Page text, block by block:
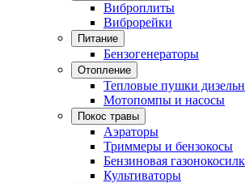
Виброплиты
Виброрейки
Питание
Бензогенераторы
Отопление
Тепловые пушки
Мотопомпы и насосы
Покос травы
Аэраторы
Триммеры и бензокосы
Бензиновая
Культиваторы